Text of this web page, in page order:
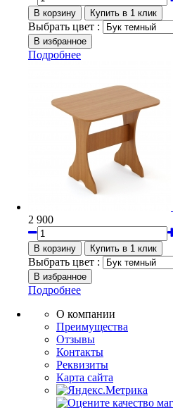
Выбрать цвет :
Подробнее
2 900
Выбрать цвет :
Подробнее
О компании
Преимущества
Отзывы
Контакты
Реквизиты
Карта сайта